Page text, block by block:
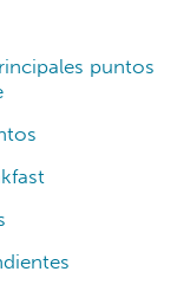
puntos